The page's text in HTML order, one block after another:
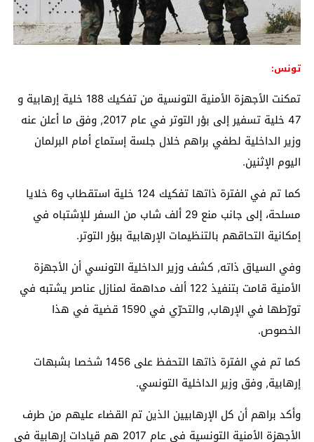
تونس:
تمكنت الأجهزة الأمنية التونسية من تفكيك 188 خلية إرهابية و
47 خلية تسفير إلى بؤر التوتر في عام 2017, وفق ما أعلن عنه
وزير الداخلية لطفي براهم خلال جلسة إستماع أمام البرلمان
اليوم الإثنين.
كما تم في الفترة ذاتها تفكيك 124 خلية استقطاب و6 خلايا
مسلحة، إلى جانب منع 29 ألف شاب من السفر للإشتباه في
إمكانية التحاقهم بالتنظيمات الإرهابية ببؤر التوتر.
وفي السياق ذاته, كشف وزير الداخلية التونسي أن الأجهزة
الأمنية قامت بتنفيذ 122 ألف مداهمة لمنازل عناصر يشتبه في
تورّطها في الإرهاب, والتحرّي في 1590 قضية في هذا
الخصوص.
كما تم في الفترة ذاتها التحفظ على 1456 شخصا بشبهات
إرهابية, وفق وزير الداخلية التونسي.
وأكد براهم أن كل الإرهابيين الذين تم القضاء عليهم من طرف
الأجهزة الأمنية التونسية في عام 2017 هم قيادات إرهابية في